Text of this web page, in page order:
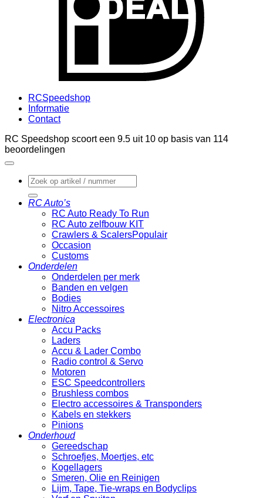
RCSpeedshop
Informatie
Contact
RC Speedshop scoort een 9.5 uit 10 op basis van 114
beoordelingen
Zoeken
naar:
RC Auto’s
RC Auto Ready To Run
RC Auto zelfbouw KIT
Crawlers & Scalers
Occasion
Customs
Onderdelen
Onderdelen per merk
Banden en velgen
Bodies
Nitro Accessoires
Electronica
Accu Packs
Laders
Accu & Lader Combo
Radio control & Servo
Motoren
ESC Speedcontrollers
Brushless combos
Electro accessoires & Transponders
Kabels en stekkers
Pinions
Onderhoud
Gereedschap
Schroefjes, Moertjes, etc
Kogellagers
Smeren, Olie en Reinigen
Lijm, Tape, Tie-wraps en Bodyclips